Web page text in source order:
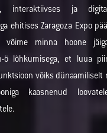
interaktiivses ja
ehitises Zaragoza Expo
võime minna hoone
ö lõhkumisega, et luua
võiks dünaamiliselt
kaasnenud